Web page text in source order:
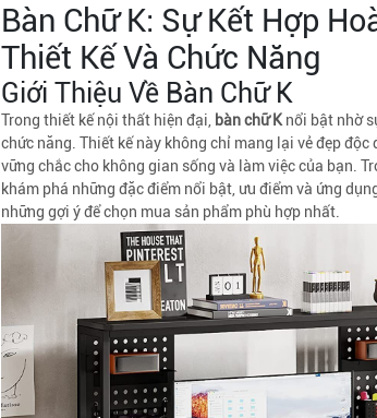
Bàn Chữ K: Sự Kết Hợp
Thiết Kế Và Chức Năng
Giới Thiệu Về Bàn Chữ K
Trong thiết kế nội thất hiện đại, bàn chữ K nổi bật nhờ
chức năng. Thiết kế này không chỉ mang lại vẻ đẹp độc
vững chắc cho không gian sống và làm việc của bạn.
khám phá những đặc điểm nổi bật, ưu điểm và ứng
những gợi ý để chọn mua sản phẩm phù hợp nhất.